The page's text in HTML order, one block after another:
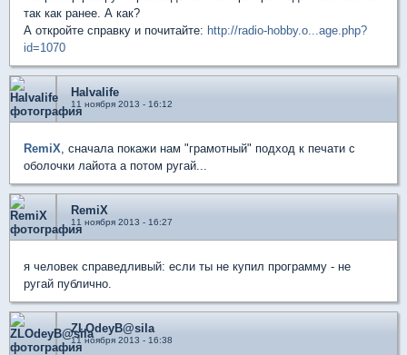
так как ранее. А как?
А откройте справку и почитайте: http://radio-hobby.o...age.php?
id=1070
Halvalife
11 ноября 2013 - 16:12
RemiX, сначала покажи нам "грамотный" подход к печати с
оболочки лайота а потом ругай...
RemiX
11 ноября 2013 - 16:27
я человек справедливый: если ты не купил программу - не
ругай публично.
ZLOdeyB@sila
11 ноября 2013 - 16:38